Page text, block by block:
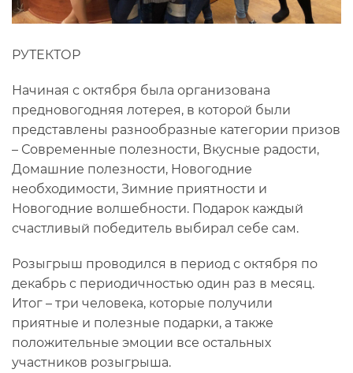
РУТЕКТОР
Начиная с октября была организована
предновогодняя лотерея, в которой были
представлены разнообразные категории призов
– Современные полезности, Вкусные радости,
Домашние полезности, Новогодние
необходимости, Зимние приятности и
Новогодние волшебности. Подарок каждый
счастливый победитель выбирал себе сам.
Розыгрыш проводился в период с октября по
декабрь с периодичностью один раз в месяц.
Итог – три человека, которые получили
приятные и полезные подарки, а также
положительные эмоции все остальных
участников розыгрыша.